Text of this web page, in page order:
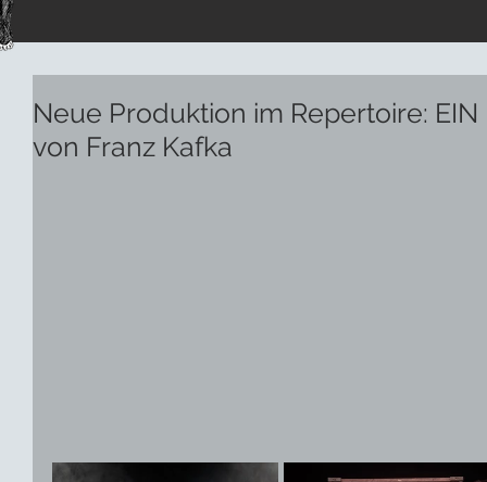
Neue Produktion im Repertoire: EIN
von Franz Kafka